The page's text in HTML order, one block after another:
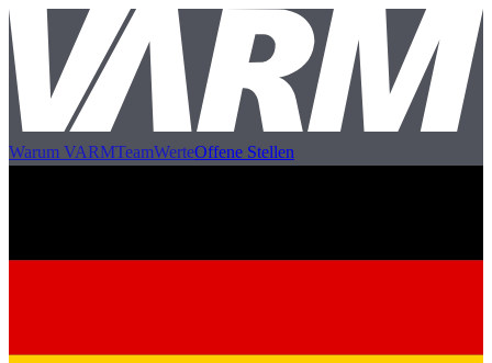
Warum VARMTeamWerteOffene Stellen